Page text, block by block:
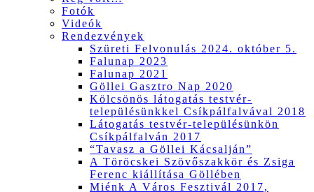
Fotók
Videók
Rendezvények
Szüreti Felvonulás 2024. október 5.
Falunap 2023
Falunap 2021
Göllei Gasztro Nap 2020
Kölcsönös látogatás testvér-
településünkkel Csíkpálfalvával 2018
Látogatás testvér-településünkön
Csíkpálfalván 2017
“Tavasz a Göllei Kácsalján”
A Töröcskei Szövőszakkör és Zsiga
Ferenc kiállítása Göllében
Miénk A Város Fesztivál 2017,